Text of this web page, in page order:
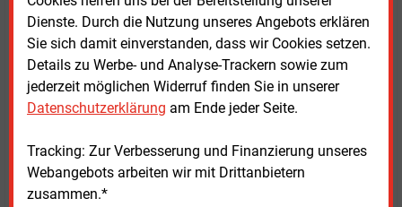
Dienste. Durch die Nutzung unseres Angebots erklären
Sie sich damit einverstanden, dass wir Cookies setzen.
Details zu Werbe- und Analyse-Trackern sowie zum
jederzeit möglichen Widerruf finden Sie in unserer
Datenschutzerklärung am Ende jeder Seite.
Tracking: Zur Verbesserung und Finanzierung unseres
Webangebots arbeiten wir mit Drittanbietern
zusammen.*
Position wird inzwischen offiziell auch von der
österreichischen Regierung unterstützt und dürfte
auch anderen Ländern wie Polen entgegenkommen.
Der zuständige Kommissar, Wobke Hoekstra, hat den
Kommissionsvorschlages im Sinne der Deutschen in
Aussicht gestellt. Aber die Verhandlungen gestalten
sich offenbar schwieriger als gedacht. Die von der